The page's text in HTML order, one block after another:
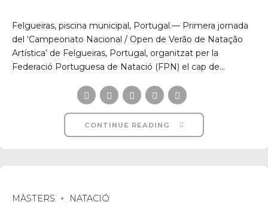
Felgueiras, piscina municipal, Portugal.— Primera jornada
del ‘Campeonato Nacional / Open de Verão de Natação
Artística’ de Felgueiras, Portugal, organitzat per la
Federació Portuguesa de Natació (FPN) el cap de...
CONTINUE READING
MÀSTERS NATACIÓ